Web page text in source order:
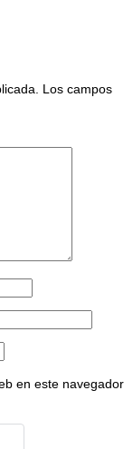
Los campos
en este navegador